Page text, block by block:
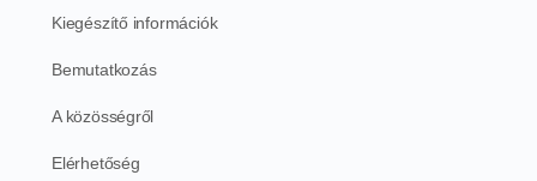
Kiegészítő információk
Bemutatkozás
A közösségről
Elérhetőség